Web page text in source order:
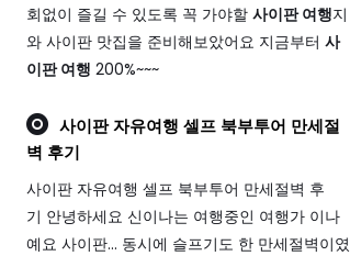
회없이 즐길 수 있도록 꼭 가야할 사이판 여행지
와 사이판 맛집을 준비해보았어요 지금부터 사
이판 여행 200%~~~
사이판자유여행 셀프 북부투어 만세절
벽 후기
사이판 자유여행 셀프 북부투어 만세절벽 후
기 안녕하세요 신이나는 여행중인 여행가 이나
예요 사이판... 동시에 슬프기도 한 만세절벽이였